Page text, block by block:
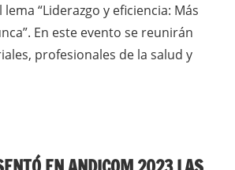
“Liderazgo y eficiencia: Más
En este evento se reunirán
profesionales de la salud y